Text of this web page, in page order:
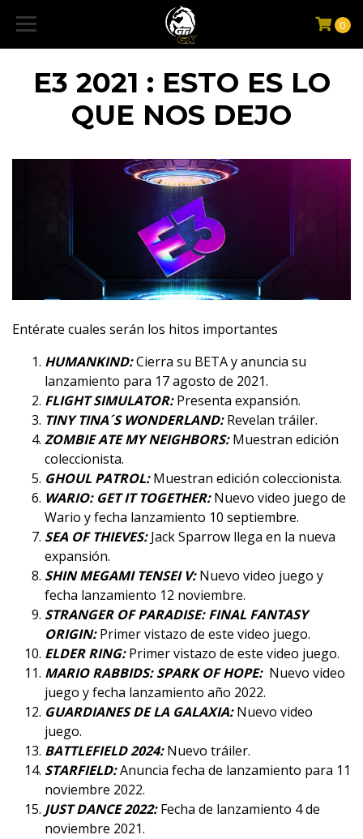
0
E3 2021 : ESTO ES LO
QUE NOS DEJO
Entérate cuales serán los hitos importantes
HUMANKIND:Cierra su BETA y anuncia su
lanzamiento para 17 agosto de 2021.
FLIGHT SIMULATOR:Presenta expansión.
TINY TINA´S WONDERLAND:Revelan tráiler.
ZOMBIE ATE MY NEIGHBORS:Muestran edición
coleccionista.
GHOUL PATROL:Muestran edición coleccionista.
WARIO: GET IT TOGETHER:Nuevo video juego de
Wario y fecha lanzamiento 10 septiembre.
SEA OF THIEVES:Jack Sparrow llega en la nueva
expansión.
SHIN MEGAMI TENSEI V:Nuevo video juego y
fecha lanzamiento 12 noviembre.
STRANGER OF PARADISE: FINAL FANTASY
ORIGIN:Primer vistazo de este video juego.
ELDER RING:Primer vistazo de este video juego.
MARIO RABBIDS: SPARK OF HOPE: Nuevo video
juego y fecha lanzamiento año 2022.
GUARDIANES DE LA GALAXIA:Nuevo video
juego.
BATTLEFIELD 2024:Nuevo tráiler.
STARFIELD:Anuncia fecha de lanzamiento para 11
noviembre 2022.
JUST DANCE 2022:Fecha de lanzamiento 4 de
noviembre 2021.